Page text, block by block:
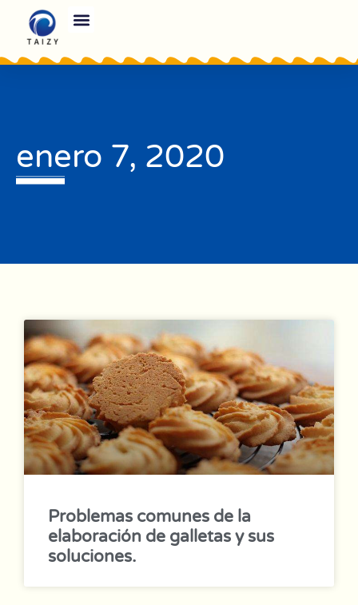
enero 7, 2020
Problemas comunes de la
elaboración de galletas y sus
soluciones.